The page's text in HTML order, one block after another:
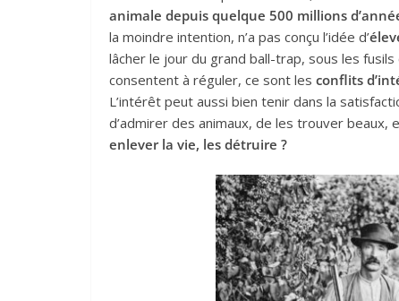
animale depuis quelque 500 millions
la moindre intention, n’a pas conçu l’idée d’
lâcher le jour du grand ball-trap, sous les
consentent à réguler, ce sont les conflits
L’intérêt peut aussi bien tenir dans la
d’admirer des animaux, de les trouver beaux,
enlever la vie, les détruire ?